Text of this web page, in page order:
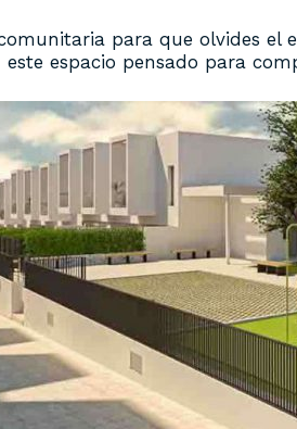
para que olvides
espacio pensado para